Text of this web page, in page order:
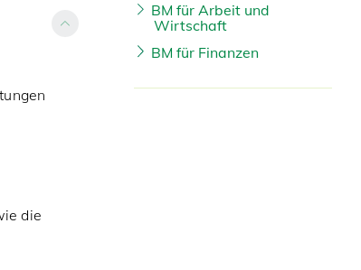
die
BM für Arbeit und
Wirtschaft
BM für Finanzen